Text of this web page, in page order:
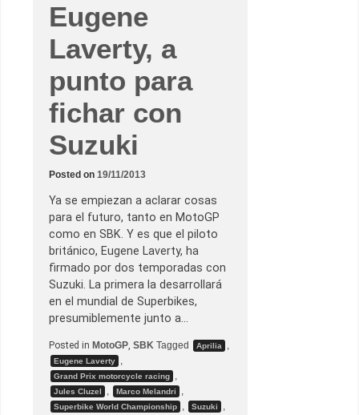
e
e
z
Eugene
Laverty, a
punto para
fichar con
Suzuki
Posted on 19/11/2013
Ya se empiezan a aclarar cosas
para el futuro, tanto en MotoGP
como en SBK. Y es que el piloto
británico, Eugene Laverty, ha
firmado por dos temporadas con
Suzuki. La primera la desarrollará
en el mundial de Superbikes,
presumiblemente junto a…
Posted in MotoGP, SBK Tagged Aprilia ,
Eugene Laverty ,
Grand Prix motorcycle racing ,
Jules Cluzel , Marco Melandri ,
Superbike World Championship , Suzuki
,